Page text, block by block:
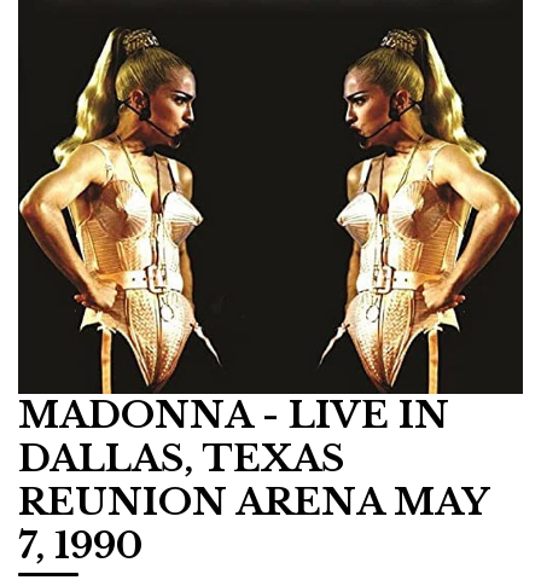
MADONNA - LIVE IN
DALLAS, TEXAS
REUNION ARENA MAY
7, 1990